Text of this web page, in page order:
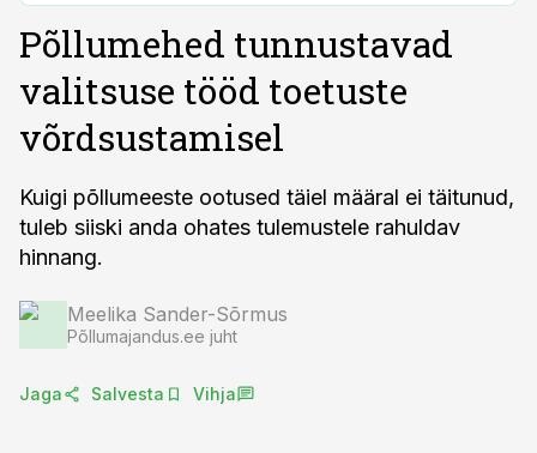
Põllumehed tunnustavad
valitsuse tööd toetuste
võrdsustamisel
Kuigi põllumeeste ootused täiel määral ei täitunud,
tuleb siiski anda ohates tulemustele rahuldav
hinnang.
Meelika Sander-Sõrmus
Põllumajandus.ee juht
Jaga Salvesta Vihja